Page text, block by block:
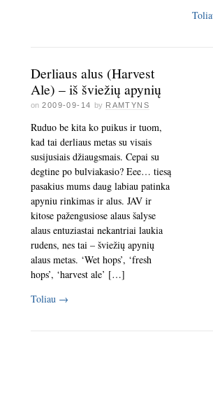
Derliaus alus (Harvest
Ale) – iš šviežių apynių
on 2009-09-14 by RAMTYNS
Ruduo be kita ko puikus ir tuom,
kad tai derliaus metas su visais
susijusiais džiaugsmais. Cepai su
degtine po bulviakasio? Eee… tiesą
pasakius mums daug labiau patinka
apyniu rinkimas ir alus. JAV ir
kitose pažengusiose alaus šalyse
alaus entuziastai nekantriai laukia
rudens, nes tai – šviežių apynių
alaus metas. ‘Wet hops’, ‘fresh
hops’, ‘harvest ale’ […]
Toliau →